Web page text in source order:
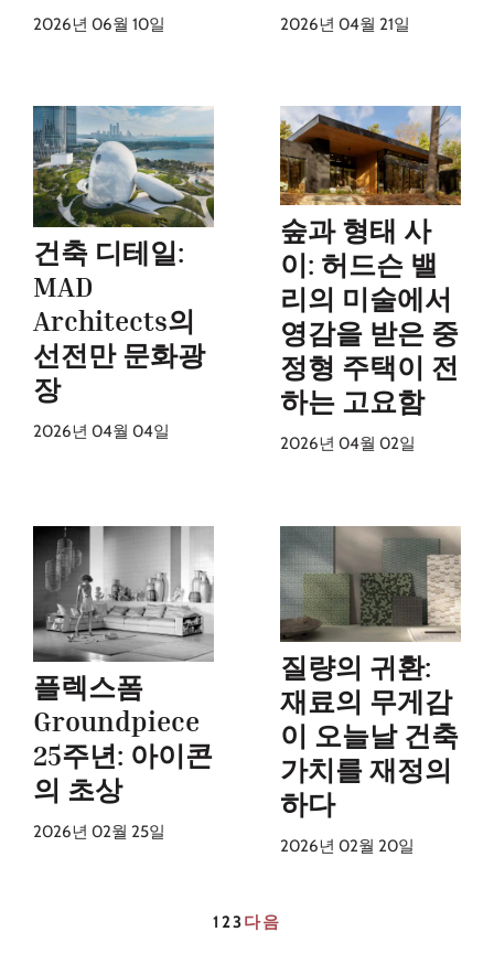
2026년 06월 10일 2026년 04월 21일
건축 디테일:
MAD
Architects의
선전만 문화광
장
2026년 04월 04일
숲과 형태 사
이: 허드슨 밸
리의 미술에서
영감을 받은 중
정형 주택이 전
하는 고요함
2026년 04월 02일
플렉스폼
Groundpiece
25주년: 아이콘
의 초상
2026년 02월 25일
질량의 귀환:
재료의 무게감
이 오늘날 건축
가치를 재정의
하다
2026년 02월 20일
1 23다음